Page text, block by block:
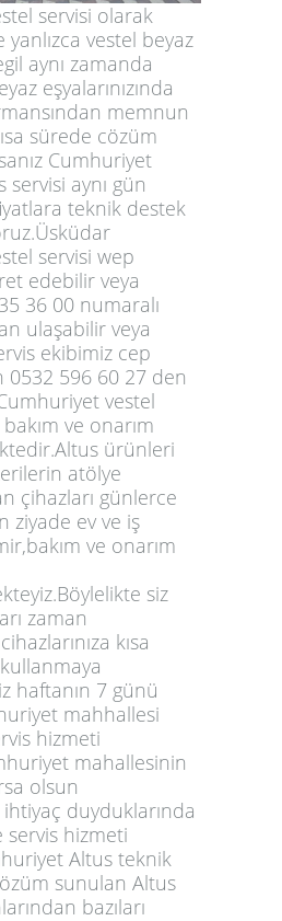
servisi olarak
vestel beyaz
aynı zamanda
eşyalarınızında
memnun
sürede cözüm
Cumhuriyet
aynı gün
teknik destek
servisi wep
edebilir veya
36 00 numaralı
ulaşabilir veya
ekibimiz cep
0532 596 60 27 den
vestel
ve onarım
ürünleri
atölye
çihazları günlerce
ziyade ev ve iş
ve onarım
siz
zaman
kısa
haftanın 7 günü
mahhallesi
hizmeti
mahallesinin
olsun
duyduklarında
servis hizmeti
Altus teknik
sunulan Altus
bazıları